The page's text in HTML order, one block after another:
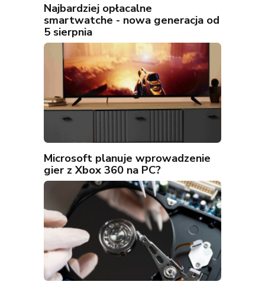
Najbardziej opłacalne
smartwatche - nowa generacja od
5 sierpnia
Microsoft planuje wprowadzenie
gier z Xbox 360 na PC?